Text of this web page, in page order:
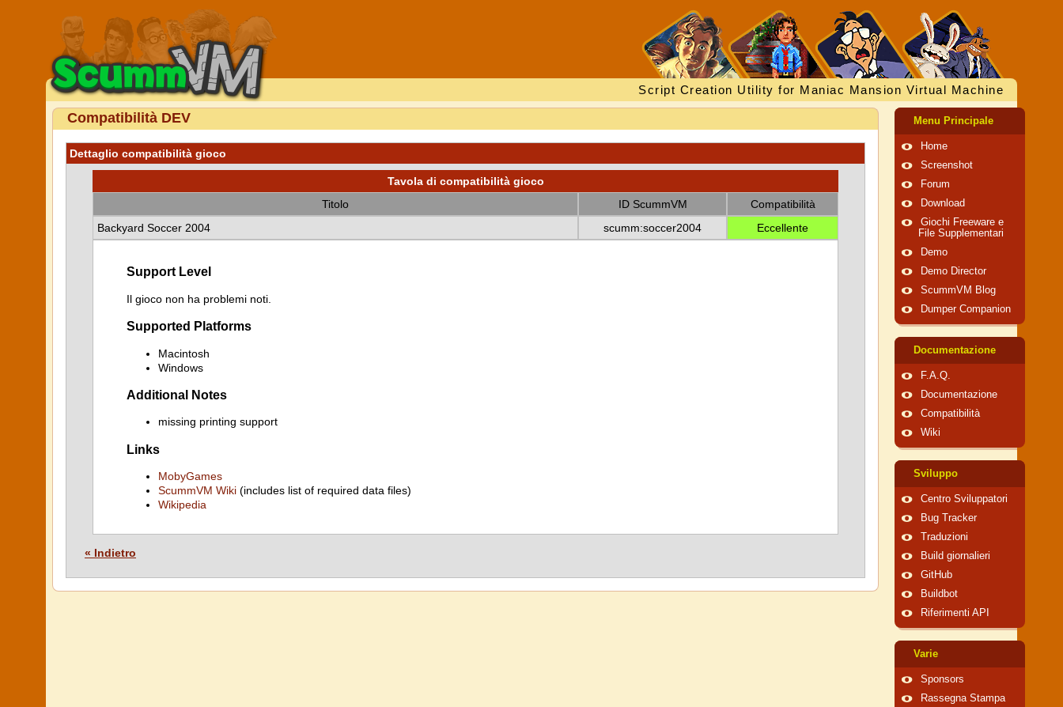
Script Creation Utility for Maniac Mansion Virtual Machine
Compatibilità DEV
Dettaglio compatibilità gioco
Tavola di compatibilità gioco
Titolo
ID ScummVM
Compatibilità
Backyard Soccer 2004
scumm:soccer2004 Eccellente
Support Level
Il gioco non ha problemi noti.
Supported Platforms
Macintosh
Windows
Additional Notes
missing printing support
Links
MobyGames
ScummVM Wiki (includes list of required data files)
Wikipedia
« Indietro
Menu Principale
Home
Screenshot
Forum
Download
Giochi Freeware e
File Supplementari
Demo
Demo Director
ScummVM Blog
Dumper Companion
Documentazione
F.A.Q.
Documentazione
Compatibilità
Wiki
Sviluppo
Centro Sviluppatori
Bug Tracker
Traduzioni
Build giornalieri
GitHub
Buildbot
Riferimenti API
Varie
Sponsors
Rassegna Stampa